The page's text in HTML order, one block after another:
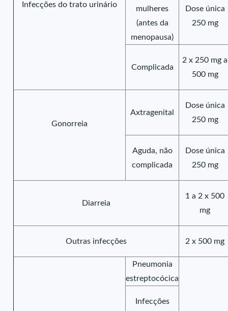
Infecções do trato urinário
mulheres
(antes da
menopausa)
Dose única
250 mg
Complicada
2 x 250 mg a
500 mg
Gonorreia
Axtragenital
Dose única
250 mg
Aguda, não
complicada
Dose única
250 mg
Diarreia
1 a 2 x 500
mg
Outras infecções 2 x 500 mg
Pneumonia
estreptocócica
Infecções